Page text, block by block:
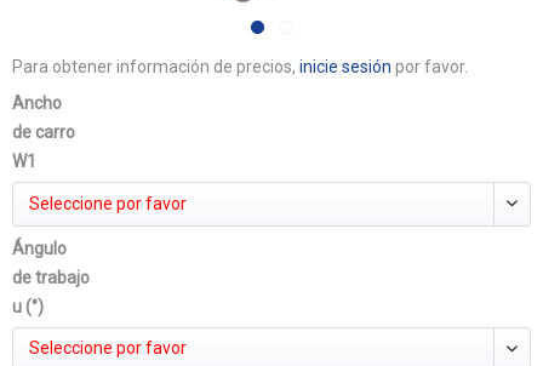
Para obtener información de precios, inicie sesión por favor.
Ancho
de carro
W1
Seleccione por favor
Ángulo
de trabajo
u (°)
Seleccione por favor